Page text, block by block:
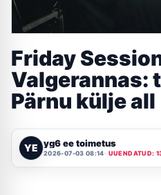
Friday
Valgerannas:
Pärnu külje all
YE yg6 ee toimetus
2026-07-03 08:14 UUENDATUD: